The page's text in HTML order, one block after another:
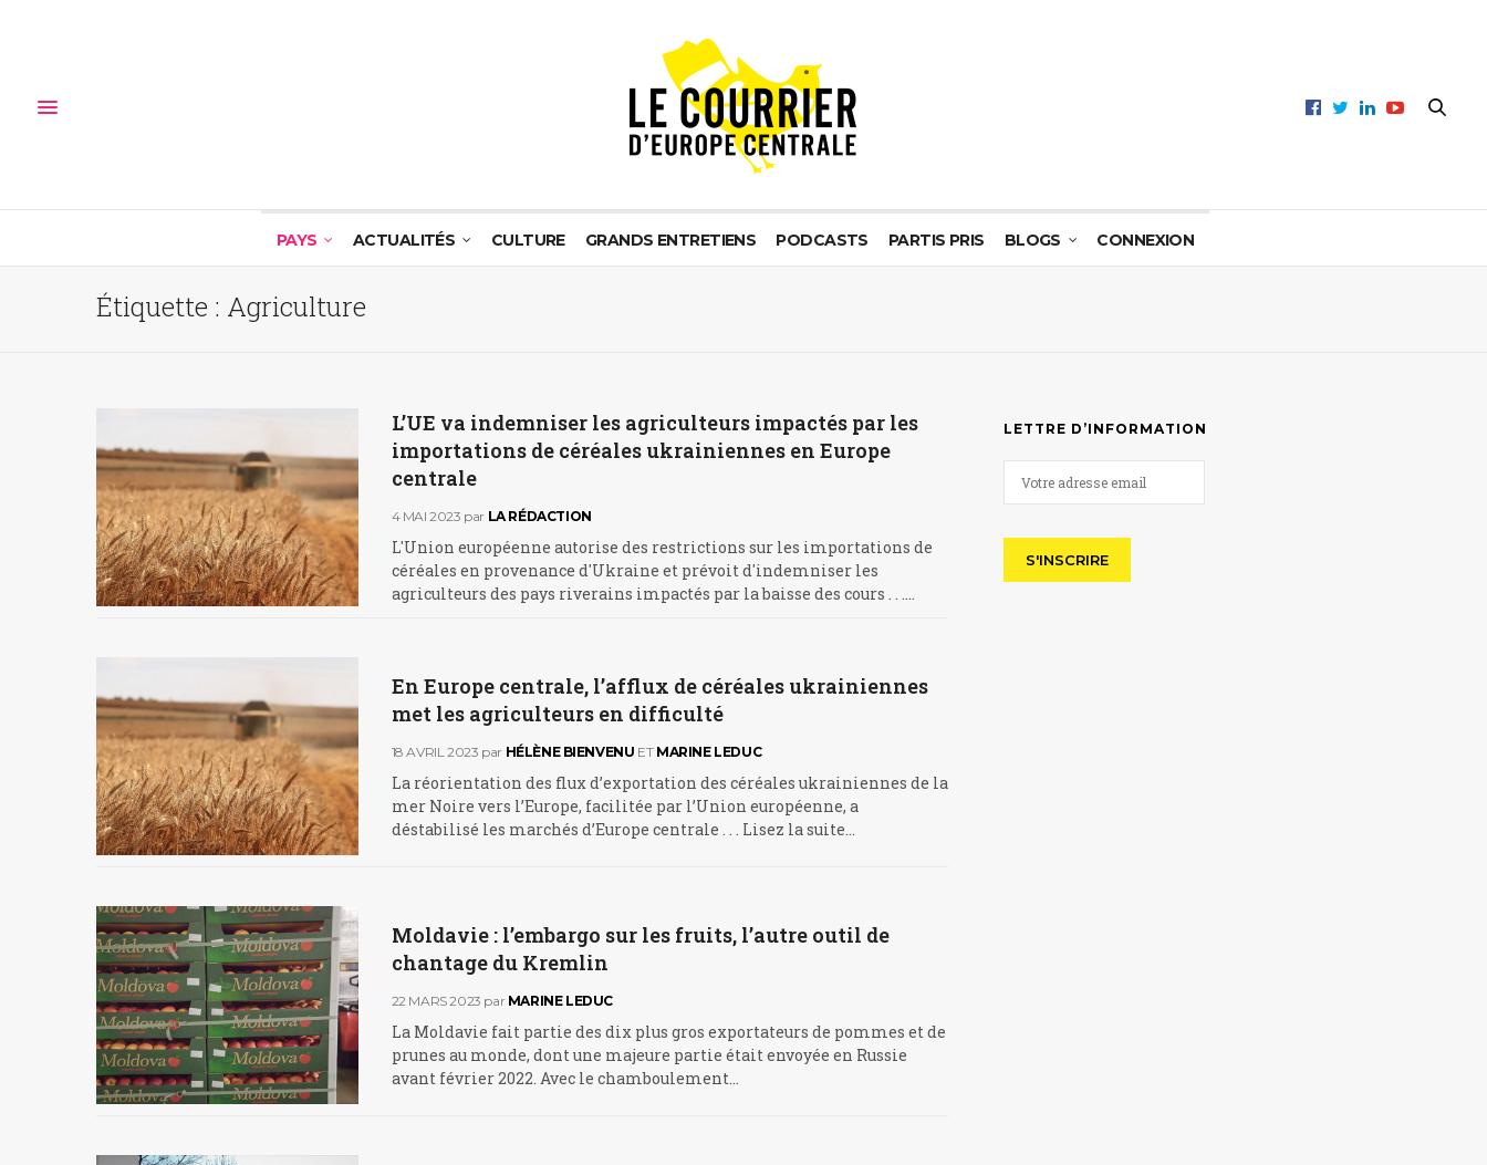
PAYS ACTUALITÉS CULTURE GRANDS ENTRETIENS PODCASTS PARTIS PRIS BLOGS CONNEXION
Étiquette : Agriculture
L’UE va indemniser les agriculteurs impactés par les
importations de céréales ukrainiennes en Europe
centrale
4 MAI 2023 par LA RÉDACTION
L'Union européenne autorise des restrictions sur les importations de
céréales en provenance d'Ukraine et prévoit d'indemniser les
agriculteurs des pays riverains impactés par la baisse des cours . . .…
En Europe centrale, l’afflux de céréales ukrainiennes
met les agriculteurs en difficulté
18 AVRIL 2023 par HÉLÈNE BIENVENU ET MARINE LEDUC
La réorientation des flux d’exportation des céréales ukrainiennes de la
mer Noire vers l’Europe, facilitée par l’Union européenne, a
déstabilisé les marchés d’Europe centrale . . . Lisez la suite…
Moldavie : l’embargo sur les fruits, l’autre outil de
chantage du Kremlin
22 MARS 2023 par MARINE LEDUC
La Moldavie fait partie des dix plus gros exportateurs de pommes et de
prunes au monde, dont une majeure partie était envoyée en Russie
avant février 2022. Avec le chamboulement…
LETTRE D’INFORMATION